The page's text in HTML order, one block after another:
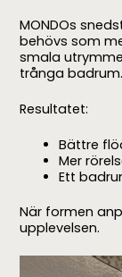
MONDOs
behövs som
smala
trånga badrum.
Resultatet:
Bättre
Mer
Ett
När formen
upplevelsen.